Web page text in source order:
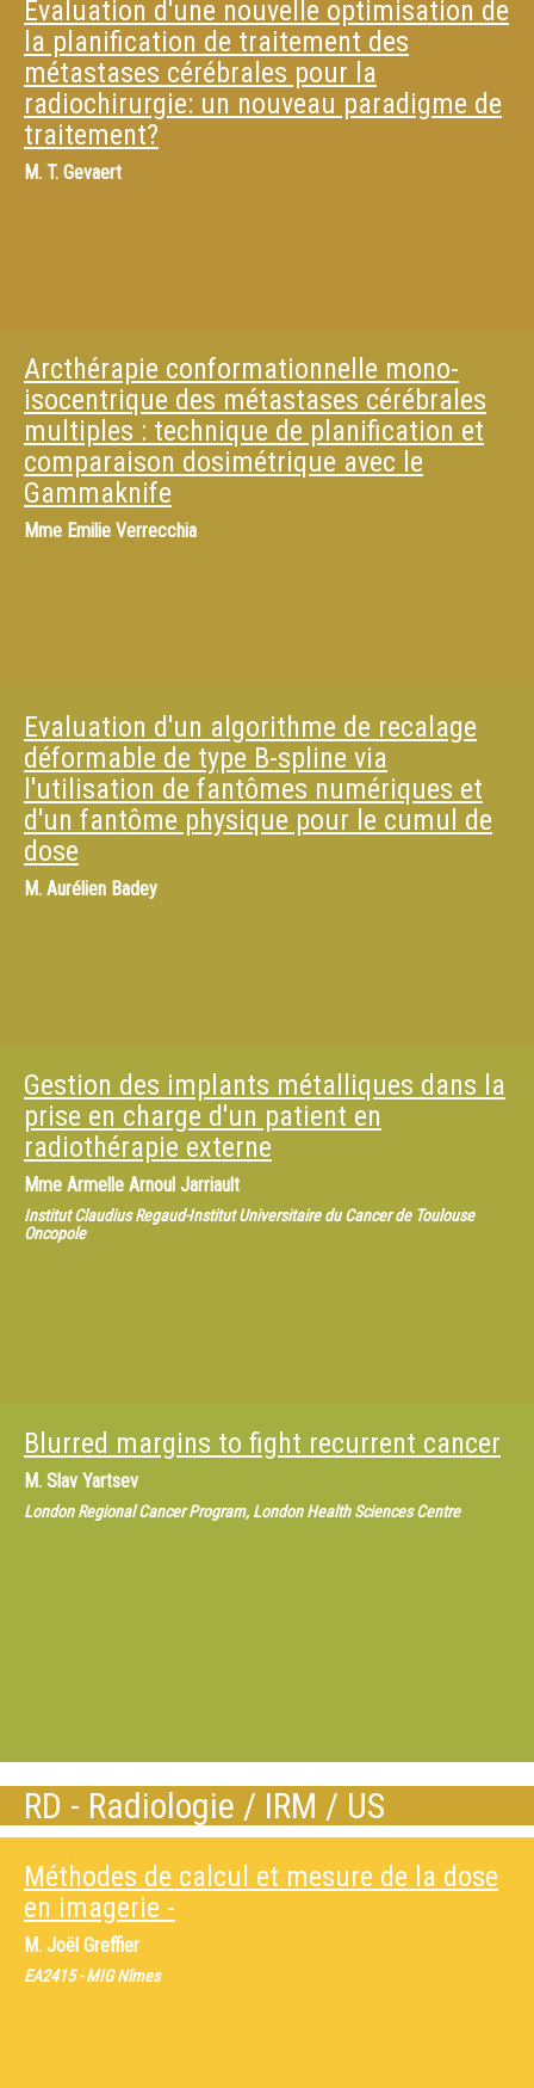
Évaluation d'une nouvelle optimisation de
la planification de traitement des
métastases cérébrales pour la
radiochirurgie: un nouveau paradigme de
traitement?
M. T. Gevaert
Arcthérapie conformationnelle mono-
isocentrique des métastases cérébrales
multiples : technique de planification et
comparaison dosimétrique avec le
Gammaknife
Mme Emilie Verrecchia
Evaluation d'un algorithme de recalage
déformable de type B-spline via
l'utilisation de fantômes numériques et
d'un fantôme physique pour le cumul de
dose
M. Aurélien Badey
Gestion des implants métalliques dans la
prise en charge d'un patient en
radiothérapie externe
Mme Armelle Arnoul Jarriault
Institut Claudius Regaud-Institut Universitaire du Cancer de Toulouse
Oncopole
Blurred margins to fight recurrent cancer
M. Slav Yartsev
London Regional Cancer Program, London Health Sciences Centre
RD - Radiologie / IRM / US
Méthodes de calcul et mesure de la dose
en imagerie -
M. Joël Greffier
EA2415 - MIG Nîmes